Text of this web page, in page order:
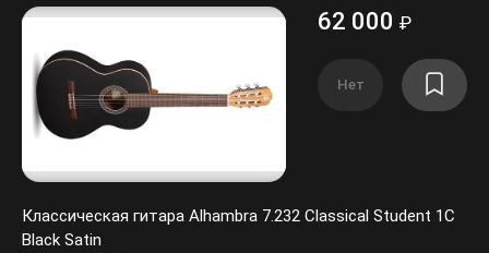
62 000 ₽
Нет
Классическая гитара Alhambra 7.232 Classical Student 1C
Black Satin